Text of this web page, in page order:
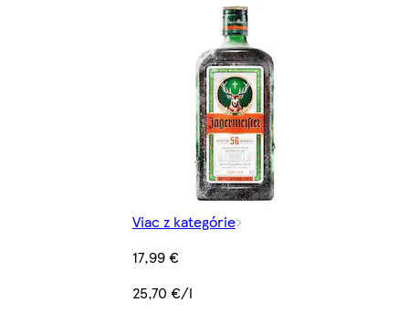
Viac z kategórie
17,99 €
25,70 €/l